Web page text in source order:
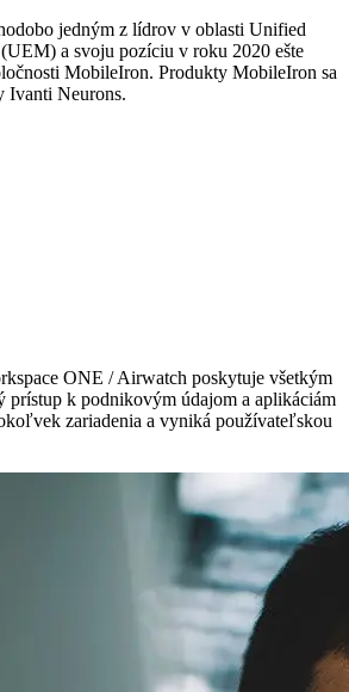
jedným z lídrov v oblasti Unified
a svoju pozíciu v roku 2020 ešte
MobileIron. Produkty MobileIron sa
Ivanti Neurons.
ONE / Airwatch poskytuje všetkým
prístup k podnikovým údajom a aplikáciám
zariadenia a vyniká používateľskou